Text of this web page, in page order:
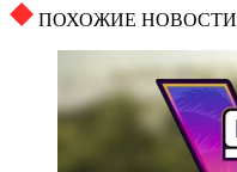
ПОХОЖИЕ НОВОСТИ